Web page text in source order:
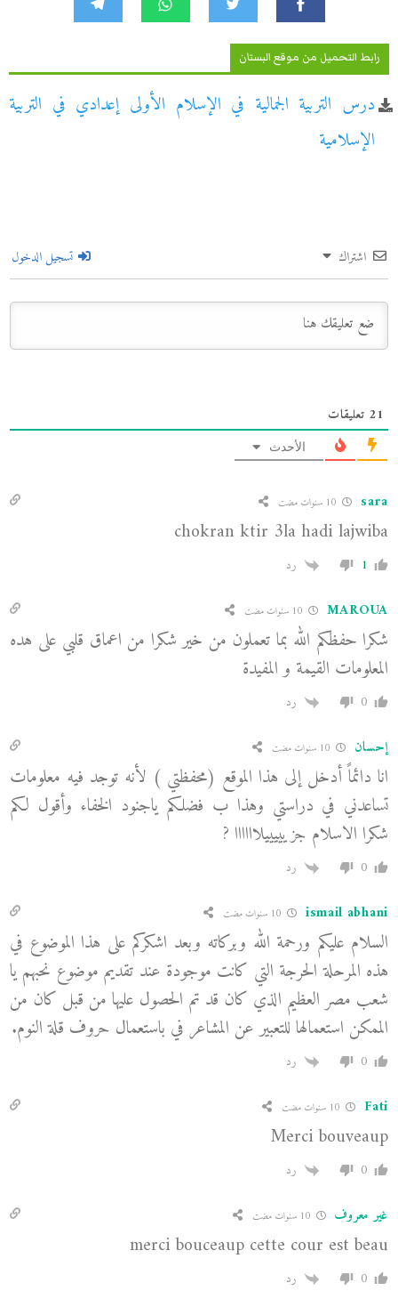
رابط التحميل من موقع البستان
درس التربية الجمالية في الإسلام الأولى إعدادي في التربية
الإسلامية
اشتراك تسجيل الدخول
21 تعليقات
الأحدث
sara
chokran ktir 3la hadi lajwiba
1 رد
MAROUA 10 سنوات مضت
شكرا حفظكم الله بما تعملون من خير شكرا من اعماق قلبي على هده
المعلومات القيمة و المفيدة
0 رد
إحسان 10 سنوات مضت
انا دائماً أدخل إلى هذا الموقع (محفظتي ) لأنه توجد فيه معلومات
تساعدني في دراستي وهذا ب فضلكم ياجنود الخفاء وأقول لكم
شكرا الاسلام جزيييييلاااااا ?
0 رد
ismail abhani 10 سنوات مضت
السلام عليكم ورحمة الله وبركاته وبعد اشكركم على هذا الموضوع في
هذه المرحلة الحرجة التي كانت موجودة عند تقديم موضوع نحبهم يا
شعب مصر العظيم الذي كان قد تم الحصول عليها من قبل كان من
الممكن استعمالها للتعبير عن المشاعر في باستعمال حروف قلة النوم.
0 رد
Fati
Merci bouveaup
0 رد
غير معروف 10 سنوات مضت
merci bouceaup cette cour est beau
0 رد